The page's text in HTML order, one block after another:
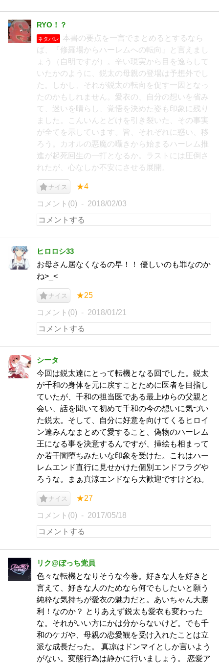
RYO！？
ネタバレ
本書の要点を一言でまとめるとするなら
ば、『修羅場からハーレムへの転向』と言えまし
ょう（自明ですが）。辛い現実から目を逸らして
いたかのように、鋭太の母親の登場は予想外でし
た。しかし、それが鋭太の転向を促す一因となっ
たのかもしれません。愛衣の、自分の想いを省み
て、迷いを晴らし、覚悟を決めた姿も印象に残り
ました。こんいんとどけを引き裂いた、その事実
が全てを示しています。皆、それぞれに惑い、移
ろう。カオルの悪魔の囁きから始まるハーレム推
進が起死回生の一打となるか。ラストには圧倒さ
れたが、心なしか不安にさせる展開。
ナイス ★4
コメント(0) 2018/02/03
ヒロロシ33
お母さん居なくなるの早！！ 優しいのも罪なのか
ね>_<
ナイス ★25
コメント(0) 2018/01/21
シータ
今回は鋭太達にとって転機となる回でした。鋭太
が千和の身体を元に戻すことために医者を目指し
ていたが、千和の担当医である最上ゆらの父親と
会い、話を聞いて初めて千和の今の想いに気づい
た鋭太。そして、自分に好意を向けてくるヒロイ
ン達みんなまとめて愛すること、偽物のハーレム
王になる事を決意するんですが、挿絵も相まって
か若干闇堕ちみたいな印象を受けた。これはハー
レムエンド直行に見せかけた個別エンドフラグや
ろうな。まぁ真涼エンドなら大歓迎ですけどね。
ナイス ★27
コメント(0) 2017/05/18
リク@ぼっち党員
色々な転機となりそうな今巻。好きな人を好きと
言えて、好きな人のためなら何でもしたいと願う
純粋な気持ちが愛衣の魅力だと。あいちゃん大勝
利！なのか？ とりあえず鋭太も愛衣も変わった
な。それがいい方にかは分からないけど。でも千
和のケガや、母親の恋愛観を受け入れたことは立
派な成長だった。 真凉はドンマイとしか言いよう
がない。変態行為は静かに行いましょう。 恋愛ア